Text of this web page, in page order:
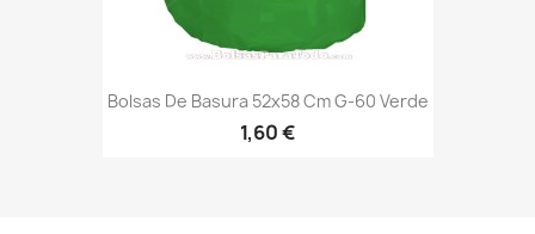
Bolsas De Basura 52x58 Cm G-60 Verde
1,60 €